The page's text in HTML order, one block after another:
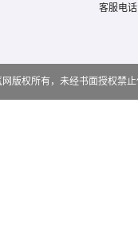
客服电
网版权所有，未经书面授权